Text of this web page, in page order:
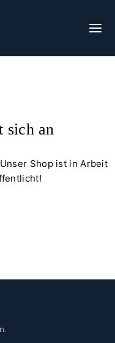
sich an
Shop ist in Arbeit